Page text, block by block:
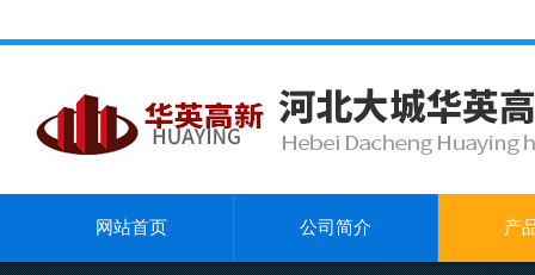
网站首页 公司简介 产